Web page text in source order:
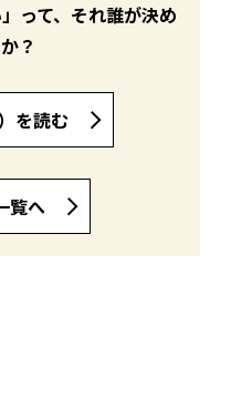
って、それ誰が決め
？
を読む
覧へ